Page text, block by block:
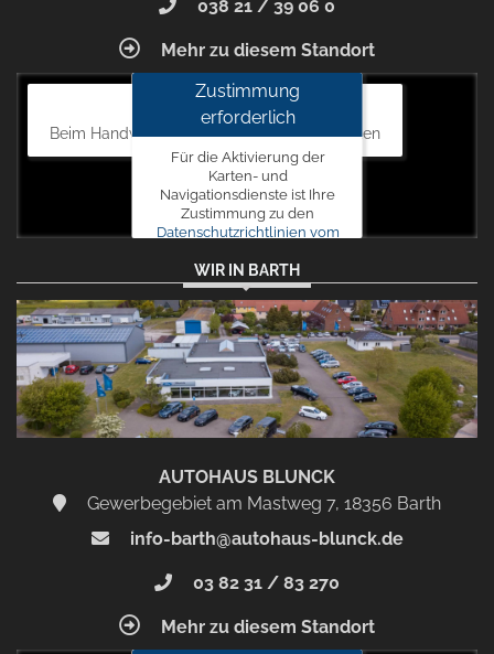
038 21 / 39 06 0
Mehr zu diesem Standort
Autohaus Blunck
Beim Handweiser 19, 18311 Ribnitz-Damgarten
Zustimmung
erforderlich
Für die Aktivierung der
Karten- und
Navigationsdienste ist Ihre
Zustimmung zu den
Datenschutzrichtlinien vom
erforderlich.
Zustimmen
und
aktivieren
WIR IN BARTH
AUTOHAUS BLUNCK
Gewerbegebiet am Mastweg 7, 18356 Barth
info-barth@autohaus-blunck.de
03 82 31 / 83 270
Mehr zu diesem Standort